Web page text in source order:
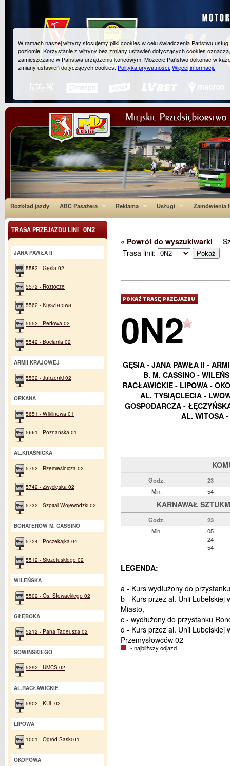
Rozkład jazdy ABC Pasażera Reklama Usługi Zamówienia
« Powrót do wyszukiwarki
Trasa linii:
0N2
GĘSIA - JANA PAWŁA II -
B. M. CASSINO -
RACŁAWICKIE - LIPOWA -
AL. TYSIĄCLECIA -
GOSPODARCZA -
AL. WITOSA
Godz.
23
Min.
54
KARNAWAŁ
Godz.
23
Min.
05
24
54
LEGENDA:
a - Kurs wydłużony do
b - Kurs przez al. Unii Lubelskiej
Miasto,
c - wydłużony do przystanku
d - Kurs przez al. Unii Lubelskiej
Przemysłowców 02
- najbliższy odjazd
TRASA PRZEJAZDU LINI 0N2
JANA PAWŁA II
5582 - Gęsia 02
5572 - Roztocze
5562 - Kryształowa
5552 - Perłowa 02
5542 - Bociania 02
ARMII KRAJOWEJ
5532 - Jutrzenki 02
ORKANA
5651 - Wiklinowa 01
5661 - Poznańska 01
AL.KRAŚNICKA
5752 - Rzemieślnicza 02
5742 - Zwycięska 02
5732 - Szpital Wojewódzki 02
BOHATERÓW M. CASSINO
5724 - Poczekajka 04
5512 - Skrzetuskiego 02
WILEŃSKA
5502 - Os. Słowackiego 02
GŁĘBOKA
5212 - Pana Tadeusza 02
SOWIŃSKIEGO
5292 - UMCS 02
AL.RACŁAWICKIE
5902 - KUL 02
LIPOWA
1001 - Ogród Saski 01
OKOPOWA
W ramach naszej witryny stosujemy pliki cookies w celu świadczenia Państwu
poziomie. Korzystanie z witryny bez zmiany ustawień dotyczących cookies
zamieszczane w Państwa urządzeniu końcowym. Możecie Państwo dokonać w
zmiany ustawień dotyczących cookies.Polityka prywatności. Więcej informacji.